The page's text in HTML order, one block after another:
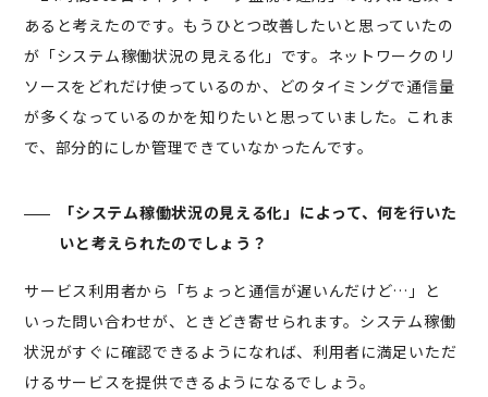
あると考えたのです。もうひとつ改善したいと思っていたの
が「システム稼働状況の見える化」です。ネットワークのリ
ソースをどれだけ使っているのか、どのタイミングで通信量
が多くなっているのかを知りたいと思っていました。これま
で、部分的にしか管理できていなかったんです。
「システム稼働状況の見える化」によって、何を行いた
いと考えられたのでしょう？
サービス利用者から「ちょっと通信が遅いんだけど…」と
いった問い合わせが、ときどき寄せられます。システム稼働
状況がすぐに確認できるようになれば、利用者に満足いただ
けるサービスを提供できるようになるでしょう。